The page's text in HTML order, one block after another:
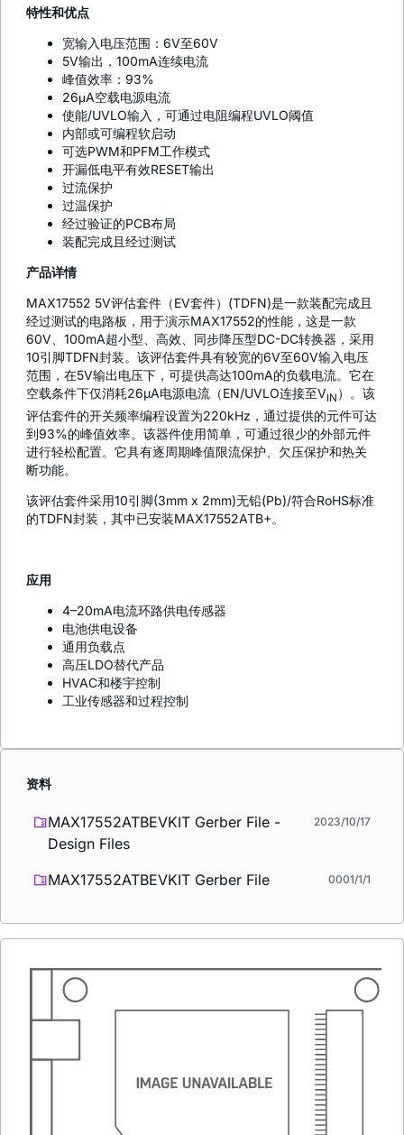
特性和优点
宽输入电压范围：6V至60V
5V输出，100mA连续电流
峰值效率：93%
26μA空载电源电流
使能/UVLO输入，可通过电阻编程UVLO阈值
内部或可编程软启动
可选PWM和PFM工作模式
开漏低电平有效RESET输出
过流保护
过温保护
经过验证的PCB布局
装配完成且经过测试
产品详情
MAX17552 5V评估套件（EV套件）(TDFN)是一款装配完成且
经过测试的电路板，用于演示MAX17552的性能，这是一款
60V、100mA超小型、高效、同步降压型DC-DC转换器，采用
10引脚TDFN封装。该评估套件具有较宽的6V至60V输入电压
范围，在5V输出电压下，可提供高达100mA的负载电流。它在
空载条件下仅消耗26µA电源电流（EN/UVLO连接至VIN ）。该
评估套件的开关频率编程设置为220kHz，通过提供的元件可达
到93%的峰值效率。该器件使用简单，可通过很少的外部元件
进行轻松配置。它具有逐周期峰值限流保护、欠压保护和热关
断功能。
该评估套件采用10引脚(3mm x 2mm)无铅(Pb)/符合RoHS标准
的TDFN封装，其中已安装MAX17552ATB+。
应用
4–20mA电流环路供电传感器
电池供电设备
通用负载点
高压LDO替代产品
HVAC和楼宇控制
工业传感器和过程控制
资料
MAX17552ATBEVKIT Gerber File -
Design Files
2023/10/17
MAX17552ATBEVKIT Gerber File 0001/1/1